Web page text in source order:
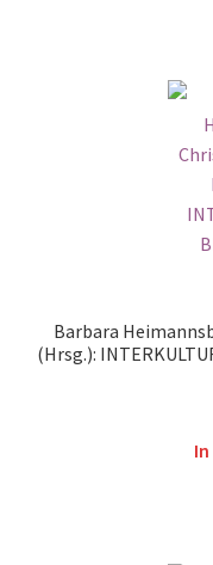
Barbara
(Hrsg.):